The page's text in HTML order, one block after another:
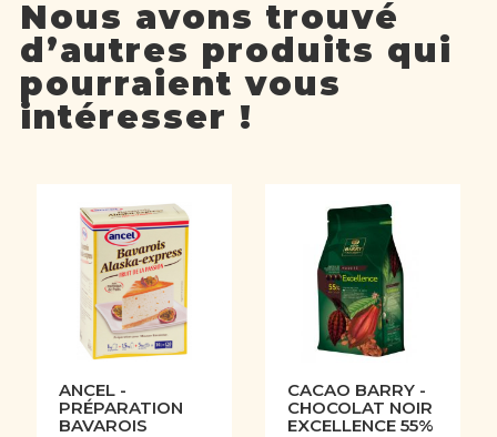
Nous avons trouvé
d’autres produits qui
pourraient vous
intéresser !
ANCEL -
PRÉPARATION
BAVAROIS
CACAO BARRY -
CHOCOLAT NOIR
EXCELLENCE 55%